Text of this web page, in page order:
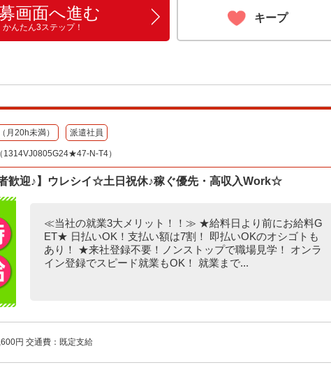
画面へ進む
かんたん3ステップ！
キープ
月20h未満） 派遣社員
1314VJ0805G24★47-N-T4）
歓迎♪】ウレシイ☆土日祝休♪稼ぐ優先・高収入Work☆
≪当社の就業3大メリット！！≫ ★給料日より前にお給料G
ET★ 日払いOK！支払い額は7割！ 即払いOKのオシゴトも
あり！ ★来社登録不要！ノンストップで職場見学！ オンラ
イン登録でスピード就業もOK！ 就業まで...
円 交通費：既定支給